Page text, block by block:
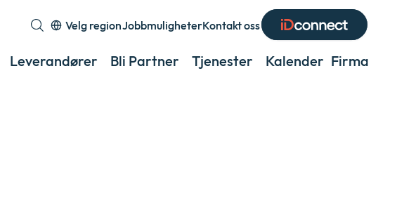
Leverandører Bli Partner Tjenester Kalender Firma
Velg region
Expand
JobbmuligheterKontakt oss